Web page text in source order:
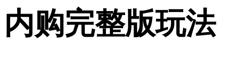
内购完整版玩法